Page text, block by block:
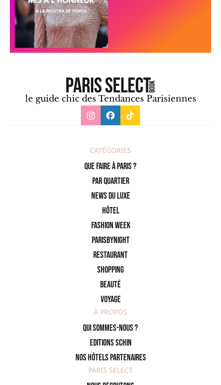
le guide chic des Tendances Parisiennes
CATÉGORIES
Que faire à Paris ?
PAR QUARTIER
News du Luxe
Hôtel
Fashion Week
ParisByNight
Restaurant
Shopping
Beauté
Voyage
À PROPOS
Qui sommes-nous ?
Editions SCHIN
Nos hôtels partenaires
PARIS SELECT